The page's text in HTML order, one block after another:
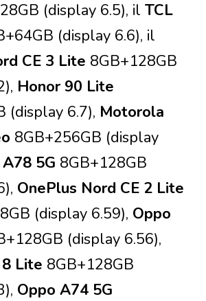
(display 6.5), il TCL
(display 6.6), il
CE 3 Lite 8GB+128GB
Honor 90 Lite
(display 6.7), Motorola
8GB+256GB (display
5G 8GB+128GB
OnePlus Nord CE 2 Lite
(display 6.59), Oppo
(display 6.56),
Lite 8GB+128GB
Oppo A74 5G